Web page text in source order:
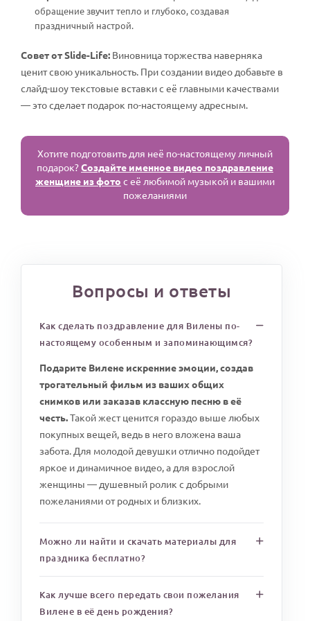
обращение звучит тепло и глубоко, создавая
праздничный настрой.
Совет от Slide-Life: Виновница торжества наверняка
ценит свою уникальность. При создании видео добавьте в
слайд-шоу текстовые вставки с её главными качествами
— это сделает подарок по-настоящему адресным.
Хотите подготовить для неё по-настоящему личный
подарок?Создайте именное видео поздравление
женщине из фото с её любимой музыкой и вашими
пожеланиями
Вопросы и ответы
Как сделать поздравление для Вилены по-
настоящему особенным и запоминающимся?
Подарите Вилене искренние эмоции, создав
трогательный фильм из ваших общих
снимков или заказав классную песню в её
честь.Такой жест ценится гораздо выше любых
покупных вещей, ведь в него вложена ваша
забота. Для молодой девушки отлично подойдет
яркое и динамичное видео, а для взрослой
женщины — душевный ролик с добрыми
пожеланиями от родных и близких.
Можно ли найти и скачать материалы для
праздника бесплатно?
Как лучше всего передать свои пожелания
Вилене в её день рождения?